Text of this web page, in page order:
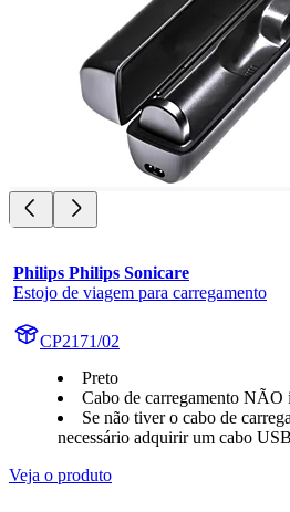
Philips Philips Sonicare
Estojo de viagem para carregamento
CP2171/02
Preto
Cabo de carregamento NÃO
Se não tiver o cabo de
necessário adquirir um cabo
Veja o produto